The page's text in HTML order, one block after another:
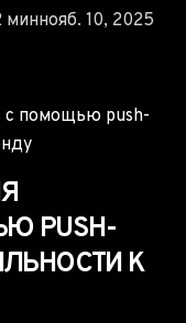
миннояб. 10, 2025
PUSH-
К